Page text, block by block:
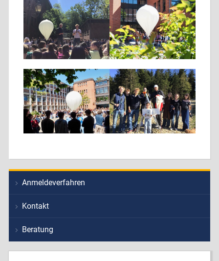
Anmeldeverfahren
Kontakt
Beratung